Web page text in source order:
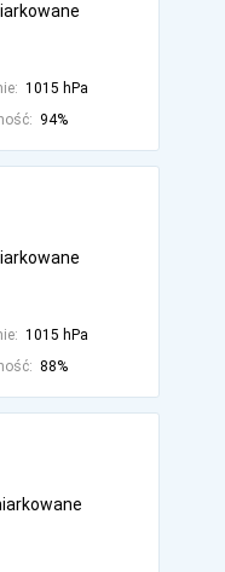
1015 hPa
94%
1015 hPa
88%